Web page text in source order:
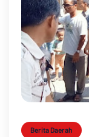
Berita Daerah